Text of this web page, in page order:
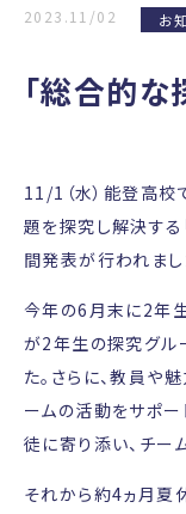
2023.11/02 お
「総合的
11/1（水）能登高
題を探究し解決する
間発表が行われまし
今年の6月末に2年
が2年生の探究グル
た。さらに、教員や
ームの活動をサポー
徒に寄り添い、チー
それから約4ヵ月夏